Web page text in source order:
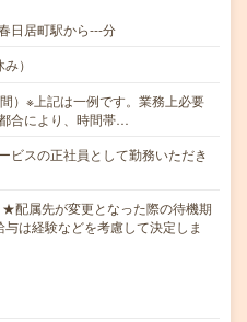
日居町駅から---分
）
）※上記は一例です。業務上必要
合により、時間帯…
ビスの正社員として勤務いただき
配属先が変更となった際の待機期
は経験などを考慮して決定しま